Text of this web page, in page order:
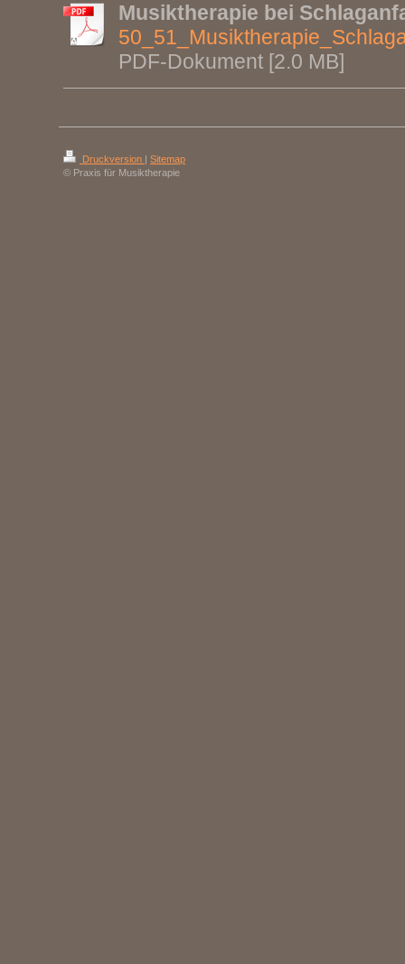
Musiktherapie bei
PDF-Dokument [2.0 MB]
Druckversion | Sitemap
© Praxis für Musiktherapie